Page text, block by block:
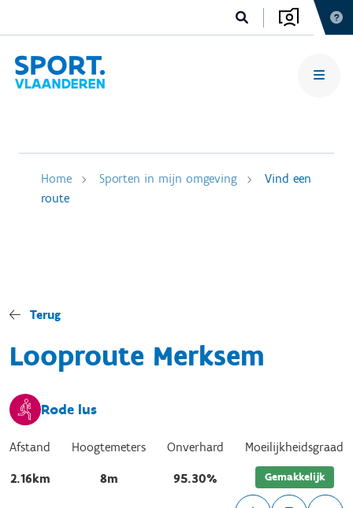
Home Sporten in mijn omgeving
Vind een
route
Terug
Looproute Merksem
Rode lus
Afstand
2.16km
Hoogtemeters
8m
Onverhard
95.30%
Moeilijkheidsgraad
Gemakkelijk